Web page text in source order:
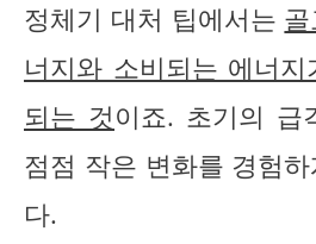
정체기 대처 팁에서는
너지와 소비되는 에너
되는 것이죠. 초기의 급
점점 작은 변화를 경험
다.